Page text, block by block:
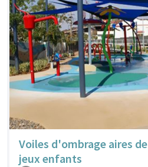
Voiles d'ombrage aires de
jeux enfants